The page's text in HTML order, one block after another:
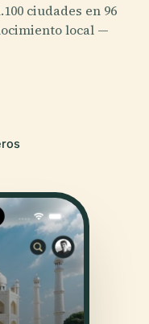
ciudades en 96
local —